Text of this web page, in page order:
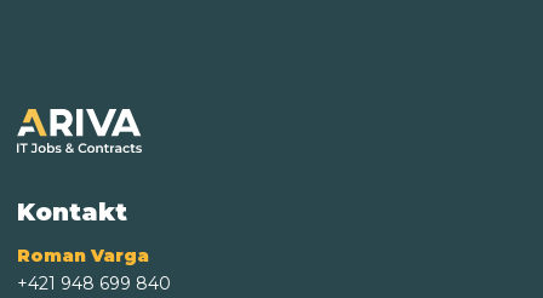
Kontakt
Roman Varga
+421 948 699 840